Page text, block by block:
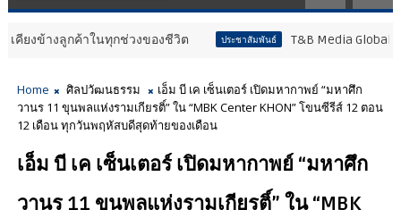
ลูกค้าในทุกช่วงของชีวิต ประชาสัมพันธ์ T&B Media Global คว้า 2 ร
Home ศิลปวัฒนธรรม
เอ็ม บี เค เซ็นเตอร์ เปิดมหากาพย์ “มหาศึก
วานร 11 ขุนพลแห่งรามเกียรติ์” ใน “MBK Center KHON” โขนซีรีส์ 12 ตอน
12 เดือน ทุกวันพฤหัสบดีสุดท้ายของเดือน
เอ็ม บี เค เซ็นเตอร์ เปิดมหากาพย์ “มหาศึก
วานร 11 ขุนพลแห่งรามเกียรติ์” ใน “MBK